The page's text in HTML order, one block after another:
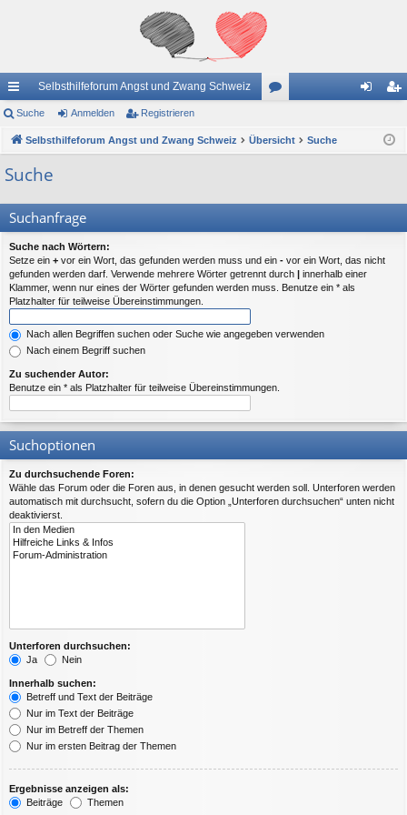
ch
ne
llz
riff
Selbsthilfeforum Angst und Zwang Schweiz
en ist
Suche Anmelden Registrieren
Selbsthilfeforum Angst und Zwang Schweiz Übersicht Suche
Suche
Suchanfrage
Suche nach Wörtern:
Setze ein + vor ein Wort, das gefunden werden muss und ein - vor ein Wort, das nicht
gefunden werden darf. Verwende mehrere Wörter getrennt durch | innerhalb einer
Klammer, wenn nur eines der Wörter gefunden werden muss. Benutze ein * als
Platzhalter für teilweise Übereinstimmungen.
Nach allen Begriffen suchen oder Suche wie angegeben verwenden
Nach einem Begriff suchen
Zu suchender Autor:
Benutze ein * als Platzhalter für teilweise Übereinstimmungen.
Suchoptionen
Zu durchsuchende Foren:
Wähle das Forum oder die Foren aus, in denen gesucht werden soll. Unterforen werden
automatisch mit durchsucht, sofern du die Option „Unterforen durchsuchen“ unten nicht
deaktivierst.
Unterforen durchsuchen:
Ja
Nein
Innerhalb suchen:
Betreff und Text der Beiträge
Nur im Text der Beiträge
Nur im Betreff der Themen
Nur im ersten Beitrag der Themen
Ergebnisse anzeigen als:
Beiträge
Themen